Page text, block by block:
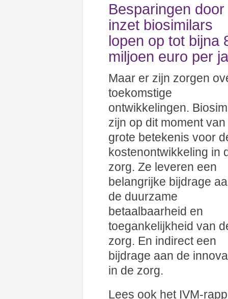
Besparingen door
inzet biosimilars
lopen op tot bijna
miljoen euro per
Maar er zijn zorgen
toekomstige
ontwikkelingen.
zijn op dit moment van
grote betekenis voor
kostenontwikkeling in
zorg. Ze leveren een
belangrijke bijdrage
de duurzame
betaalbaarheid en
toegankelijkheid van
zorg. En indirect een
bijdrage aan de
in de zorg.
Lees ook het IVM-